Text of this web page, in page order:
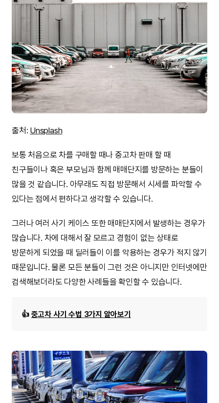
출처: Unsplash
보통 처음으로 차를 구매할 때나 중고차 판매 할 때
친구들이나 혹은 부모님과 함께 매매단지를 방문하는 분들이
많을 것 같습니다. 아무래도 직접 방문해서 시세를 파악할 수
있다는 점에서 편하다고 생각할 수 있습니다.
그러나 여러 사기 케이스 또한 매매단지에서 발생하는 경우가
많습니다. 차에 대해서 잘 모르고 경험이 없는 상태로
방문하게 되었을 때 딜러들이 이를 악용하는 경우가 적지 않기
때문입니다. 물론 모든 분들이 그런 것은 아니지만 인터넷에만
검색해보더라도 다양한 사례들을 확인할 수 있습니다.
👍 중고차 사기 수법 3가지 알아보기